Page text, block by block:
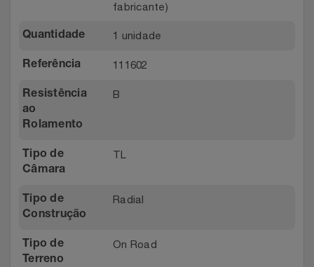
fabricante)
Quantidade 1 unidade
Referência 111602
Resistência
ao
Rolamento
B
Tipo de
Câmara
TL
Tipo de
Construção
Radial
Tipo de
Terreno
On Road